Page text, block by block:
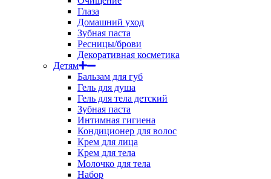
Глаза
Домашний уход
Зубная паста
Ресницы/брови
Декоративная косметика
Детям
Бальзам для губ
Гель для душа
Гель для тела детский
Зубная паста
Интимная гигиена
Кондиционер для волос
Крем для лица
Крем для тела
Молочко для тела
Набор